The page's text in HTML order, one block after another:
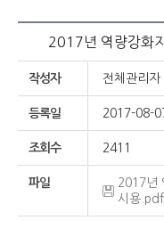
2017년 역량강화
작성자 전체관리자
등록일 2017-08-
조회수 2411
파일
2017년
시용.pdf